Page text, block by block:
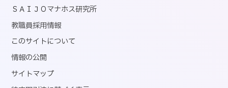
国内インターンシップ・課外研修
産官学連携
内定者速報
ＳＡＩＪＯマナホス研究所
教職員採用情報
このサイトについて
情報の公開
サイトマップ